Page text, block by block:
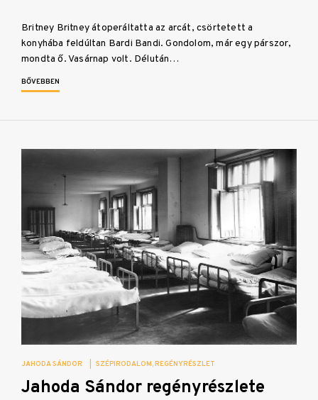
Britney Britney átoperáltatta az arcát, csörtetett a
konyhába feldúltan Bardi Bandi. Gondolom, már egy párszor,
mondta ő. Vasárnap volt. Délután…
BŐVEBBEN
JAHODA SÁNDOR SZÉPIRODALOM REGÉNYRÉSZLET
Jahoda Sándor regényrészlete